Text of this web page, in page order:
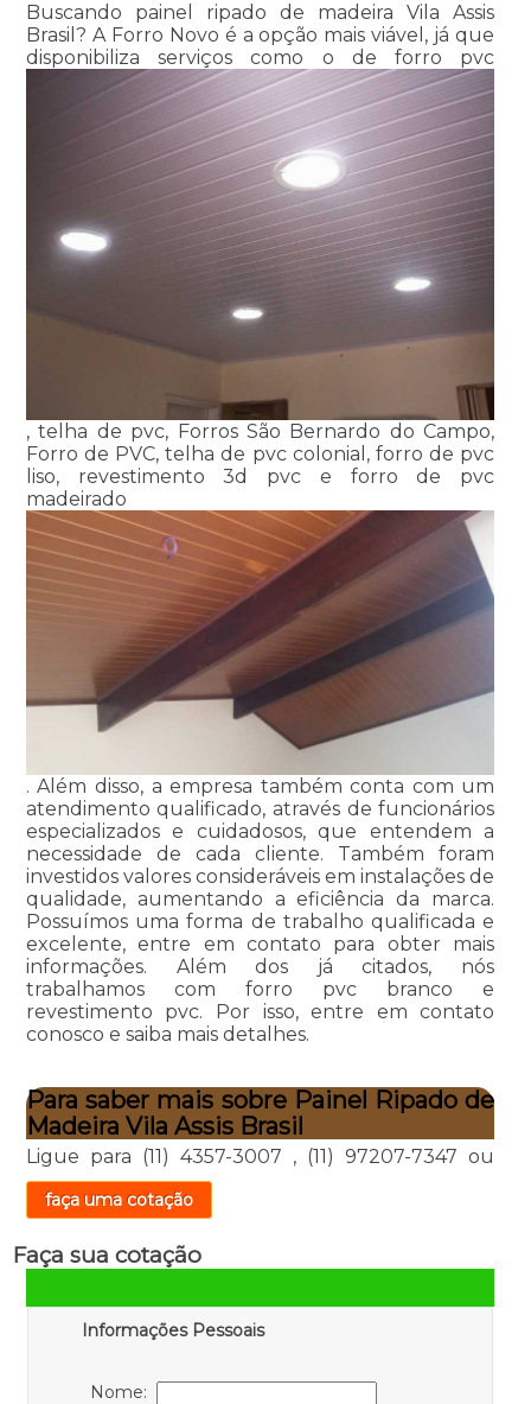
Buscando painel ripado de madeira Vila Assis
Brasil? A Forro Novo é a opção mais viável, já que
disponibiliza serviços como o de forro pvc
, telha de pvc, Forros São Bernardo do Campo,
Forro de PVC, telha de pvc colonial, forro de pvc
liso, revestimento 3d pvc e forro de pvc
madeirado
. Além disso, a empresa também conta com um
atendimento qualificado, através de funcionários
especializados e cuidadosos, que entendem a
necessidade de cada cliente. Também foram
investidos valores consideráveis em instalações de
qualidade, aumentando a eficiência da marca.
Possuímos uma forma de trabalho qualificada e
excelente, entre em contato para obter mais
informações. Além dos já citados, nós
trabalhamos com forro pvc branco e
revestimento pvc. Por isso, entre em contato
conosco e saiba mais detalhes.
Para saber mais sobre Painel Ripado de
Madeira Vila Assis Brasil
Ligue para (11) 4357-3007 , (11) 97207-7347 ou
faça uma cotação
Faça sua cotação
Informações Pessoais
Nome: